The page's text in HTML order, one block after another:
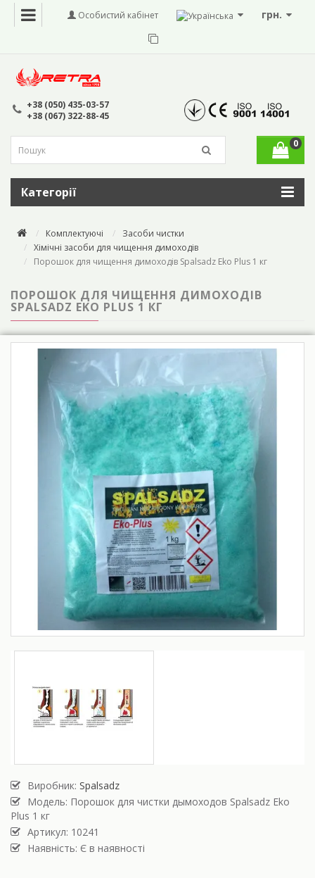
грн.
Особистий кабінет
+38 (050) 435-03-57
+38 (067) 322-88-45
0
Категорії
Комплектуючі
Засоби чистки
Хімічні засоби для чищення димоходів
Порошок для чищення димоходів Spalsadz Eko Plus 1 кг
ПОРОШОК ДЛЯ ЧИЩЕННЯ ДИМОХОДІВ
SPALSADZ EKO PLUS 1 КГ
Виробник: Spalsadz
Модель: Порошок для чистки дымоходов Spalsadz Eko
Plus 1 кг
Артикул: 10241
Наявність: Є в наявності